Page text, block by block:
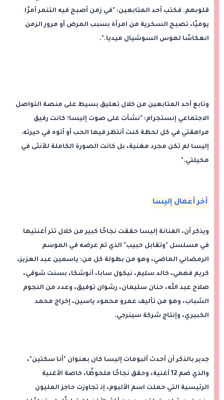
قلوبهم. فكتب أحد المتابعين: "في زمن أصبح فيه التنمر أمرًا
يوميًا، تصبح السخرية من امرأة بسبب المرض أو مرور الزمن
انعكاسًا لهوس السوشيال ميديا.".
وتابع أحد المتابعين من خلال تعليق بسيط على منصة التواصل
الاجتماعي إنستجرام: "نشأت على صوت إليسا؛ كانت رفيق
مراهقتي في كل لحظة كنت أنتظر فيها الحب أو أتوه في حيرته.
إليسا لم تكن مجرد مغنية، بل كانت الصورة الكاملة للأنثى في
مخيلتي."
أخر أعمال إليسا
ويذكر أن، الفنانة إليسا حققت نجاحًا كبير من خلال تتر أغنتيها
في مسلسل "وتقابل حبيب" الذي تم عرضه في الموسم
الرمضاني الماضي، وهو من بطولة كل من: ياسمين عبد العزيز،
كريم فهمي، خالد سليم، نيكول سابا، أنوشكا، بسنت شوقي،
صلاح عبد الله، حنان سليمان، رشوان توفيق، وعدد من النجوم
الشباب، وهو من تأليف عمرو محمود ياسين، إخراج محمد
الخبيري، وإنتاج شركة سينرجي.
جدير بالذكر أن أحدث ألبومات إليسا كان بعنوان "أنا سكتين"،
والذي ضم 12 أغنية، وحقق نجاحًا ملحوظًا، خاصة الأغنية
الرئيسية التي حملت اسم الألبوم، إذ تجاوزت حاجز المليون